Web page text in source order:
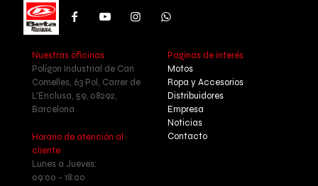
Nuestras oficinas
Polígon Industrial de Can
Comelles, 63 Pol, Carrer de
L'Enclusa, 59, 08292,
Barcelona
Horario de atención al
cliente
Lunes a Jueves:
09:00 - 18:00
Paginas de interés
Motos
Ropa y Accesorios
Distribuidores
Empresa
Noticias
Contacto